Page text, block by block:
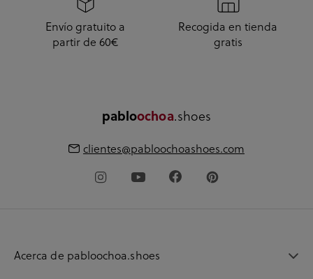
Envío gratuito a
partir de 60€
Recogida en tienda
gratis
pabloochoa.shoes
clientes@pabloochoashoes.com
Acerca de pabloochoa.shoes